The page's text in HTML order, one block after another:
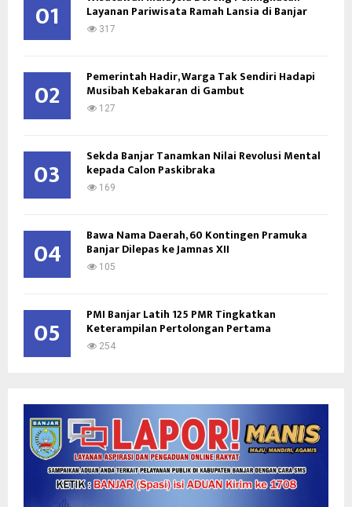
R
H
01 Layanan Pariwisata Ramah Lansia di Banjar
317
02 Pemerintah Hadir, Warga Tak Sendiri Hadapi
Musibah Kebakaran di Gambut
127
03 Sekda Banjar Tanamkan Nilai Revolusi Mental
kepada Calon Paskibraka
169
04 Bawa Nama Daerah, 60 Kontingen Pramuka
Banjar Dilepas ke Jamnas XII
105
05 PMI Banjar Latih 125 PMR Tingkatkan
Keterampilan Pertolongan Pertama
254